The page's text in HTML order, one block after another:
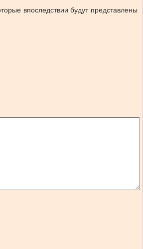
впоследствии будут представлены